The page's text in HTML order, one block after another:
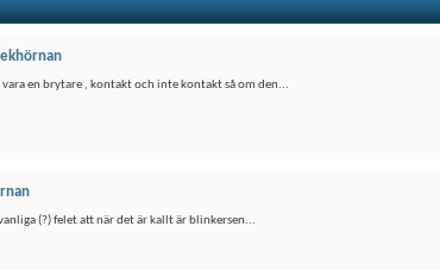
en brytare , kontakt och inte kontakt så om den...
(?) felet att när det är kallt är blinkersen...